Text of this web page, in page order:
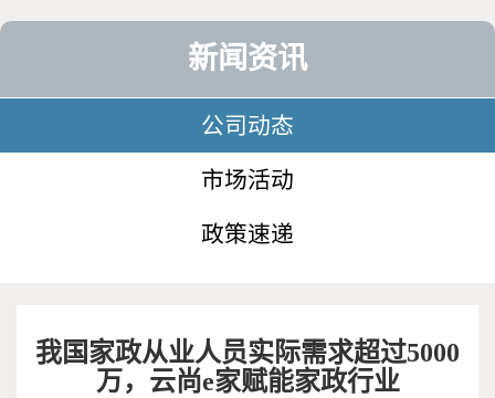
新闻资讯
公司动态
市场活动
政策速递
我国家政从业人员实际需求超过5000
万，云尚e家赋能家政行业